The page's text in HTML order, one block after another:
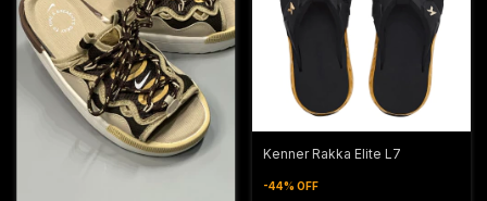
Kenner Rakka Elite L7
-44% OFF